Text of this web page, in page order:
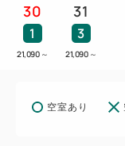
30
1
21,090 ～
31
3
21,090 ～
空室あり